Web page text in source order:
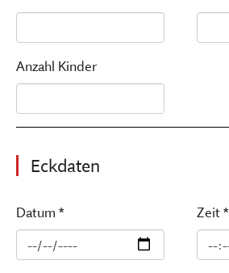
Anzahl Kinder
Eckdaten
Datum * Zeit *